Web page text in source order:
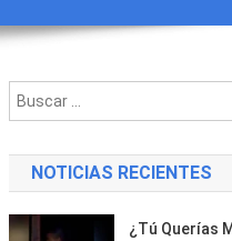
NOTICIAS RECIENTES
¿Tú Querías